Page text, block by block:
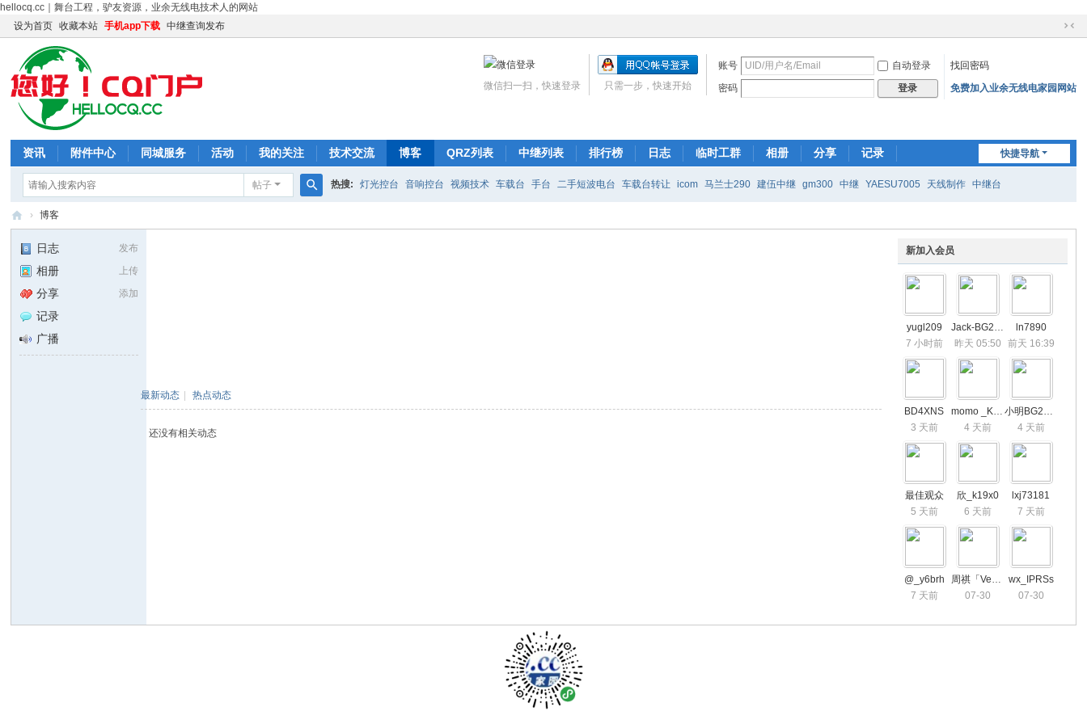
hellocq.cc｜舞台工程，驴友资源，业余无线电技术人的网站
设为首页
收藏本站 手机app下载 中继查询发布
切
窄
账号 自动登录
找回密码
密码
登录 免费加入业余无线电家园网站
只需一步，快速开始
微信扫一扫，快速登录
快捷导航
资讯 附件中心 同城服务 活动 我的关注 技术交流 博客 QRZ列表 中继列表 排行榜 日志 临时工群 相册 分享 记录
帖子
索
热搜: 灯光控台 音响控台 视频技术 车载台 手台 二手短波电台 车载台转让 icom 马兰士290 建伍中继 gm300 中继 YAESU7005 天线制作 中继台
门
› 博客
发布
日志
上传
相册
添加
分享
记录
广播
新加入会员
yugl209
7 小时前
Jack-BG2LCC
昨天 05:50
ln7890
前天 16:39
BD4XNS
3 天前
momo _K4fE6
4 天前
小明BG2FSC
4 天前
最佳观众
5 天前
欣_k19x0
6 天前
lxj73181
7 天前
@_y6brh
7 天前
周祺「VehicleWo
07-30
wx_IPRSs
07-30
最新动态 热点动态
还没有相关动态